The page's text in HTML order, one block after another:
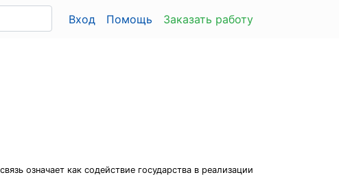
Вход Помощь Заказать работу
означает как содействие государства в реализации